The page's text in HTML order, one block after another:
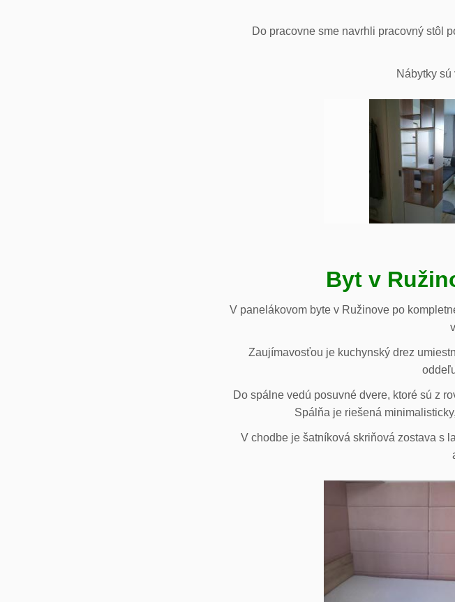
Do pracovne sme navrhli pracovný stôl
Nábytky
Byt v
V panelákovom byte v Ružinove po
Zaujímavosťou je kuchynský drez
Do spálne vedú posuvné dvere, ktoré sú z
Spálňa je riešená
V chodbe je šatníková skriňová zostava s